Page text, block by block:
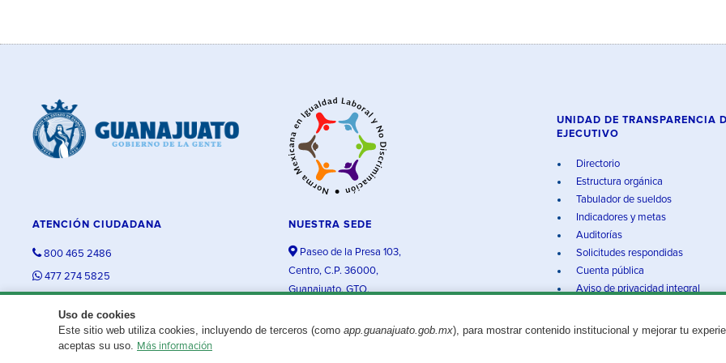
Uso de cookies
Este sitio web utiliza cookies, incluyendo de terceros (como app.guanajuato.gob.mx), para mostrar contenido institucional y mejorar tu
aceptas su uso. Más información
ATENCIÓN CIUDADANA
800 465 2486
477 274 5825
NUESTRA SEDE
Paseo de la Presa 103,
Centro, C.P. 36000,
Guanajuato, GTO.
UNIDAD DE TRANSPARENCIA
EJECUTIVO
Directorio
Estructura orgánica
Tabulador de sueldos
Indicadores y metas
Auditorías
Solicitudes respondidas
Cuenta pública
Aviso de privacidad integral
¿Existe algún problema con esta página?Repórtalo aquí. Aviso legal© 2025 Gobierno del Estado de Guanajuato